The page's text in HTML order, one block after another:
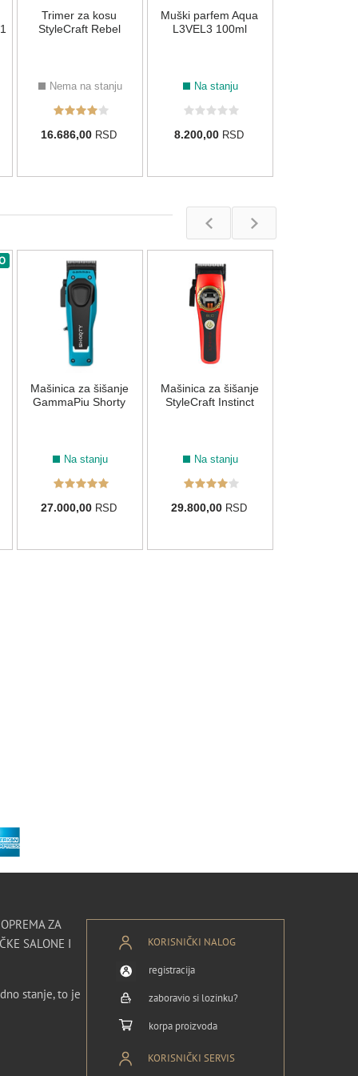
Trimer za kosu
StyleCraft Rebel
Nema na stanju
16.686,00 RSD
Muški parfem Aqua
L3VEL3 100ml
Na stanju
8.200,00 RSD
Mašinica za šišanje
GammaPiu Shorty
Na stanju
27.000,00 RSD
Mašinica za šišanje
StyleCraft Instinct
Na stanju
29.800,00 RSD
ZA
SALONE I
stanje, to je
KORISNIČKI NALOG
registracija
zaboravio si lozinku?
korpa proizvoda
KORISNIČKI SERVIS